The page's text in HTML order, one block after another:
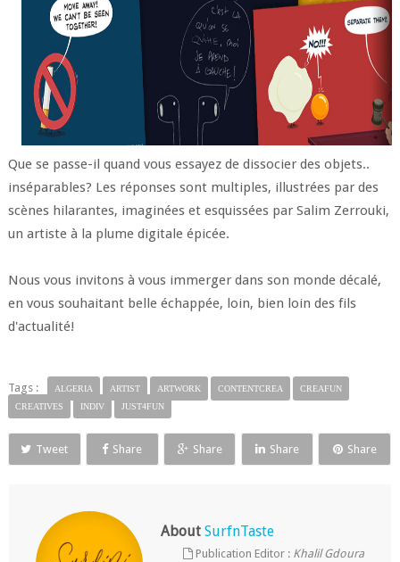
Que se passe-il quand vous essayez de dissocier des objets..
inséparables? Les réponses sont multiples, illustrées par des
scènes hilarantes, imaginées et esquissées par Salim Zerrouki,
un artiste à la plume digitale épicée.
Nous vous invitons à vous immerger dans son monde décalé,
en vous souhaitant belle échappée, loin, bien loin des fils
d'actualité!
Tags : ALGERIA ARTIST ARTWORK CONTENTCREA
CREAFUN
CREATIVES
INDIV JUST4FUN
Tweet Share Share Share Share
About SurfnTaste
Publication Editor : Khalil Gdoura